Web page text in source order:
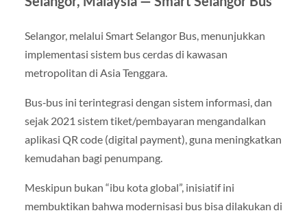
Selangor, melalui Smart Selangor Bus, menunjukkan
implementasi sistem bus cerdas di kawasan
metropolitan di Asia Tenggara.
Bus‑bus ini terintegrasi dengan sistem informasi, dan
sejak 2021 sistem tiket/pembayaran mengandalkan
aplikasi QR code (digital payment), guna meningkatkan
kemudahan bagi penumpang.
Meskipun bukan “ibu kota global”, inisiatif ini
membuktikan bahwa modernisasi bus bisa dilakukan di